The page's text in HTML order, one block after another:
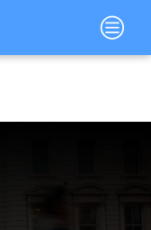
Main
Menu